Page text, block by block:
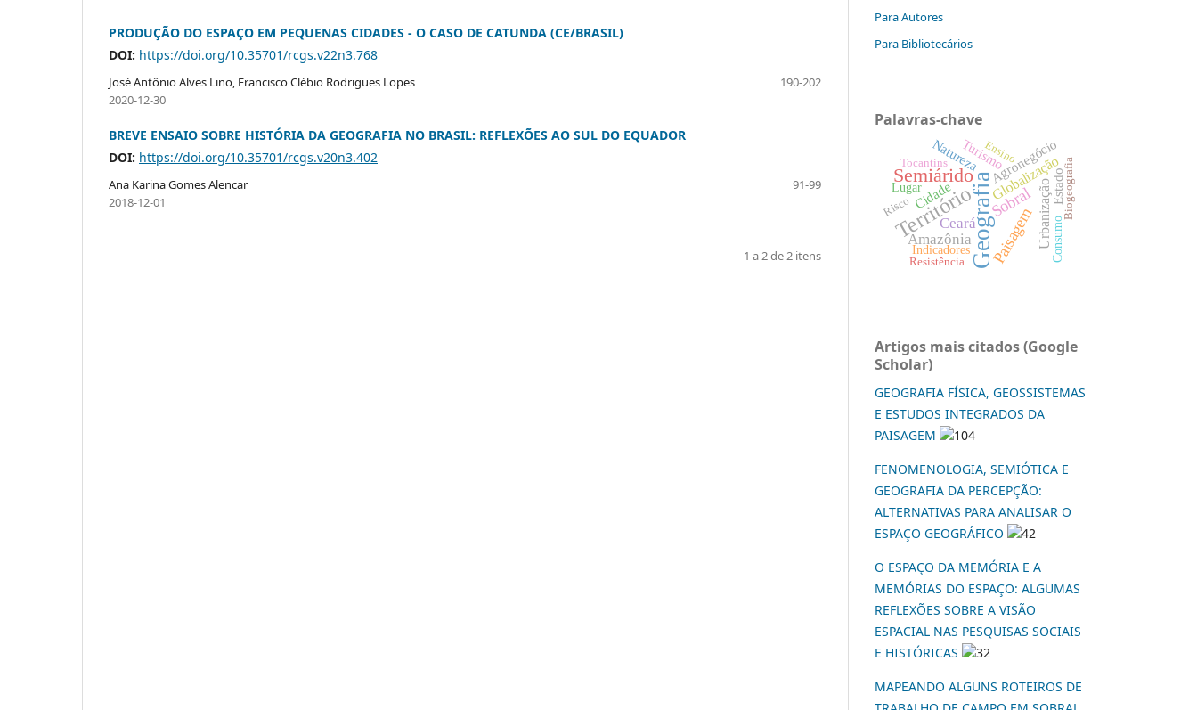
PRODUÇÃO DO ESPAÇO EM PEQUENAS CIDADES - O CASO DE CATUNDA (CE/BRASIL)
DOI: https://doi.org/10.35701/rcgs.v22n3.768
José Antônio Alves Lino, Francisco Clébio Rodrigues Lopes
190-202
2020-12-30
BREVE ENSAIO SOBRE HISTÓRIA DA GEOGRAFIA NO BRASIL: REFLEXÕES AO SUL DO EQUADOR
DOI: https://doi.org/10.35701/rcgs.v20n3.402
Ana Karina Gomes Alencar
91-99
2018-12-01
1 a 2 de 2 itens
Para Autores
Para Bibliotecários
Palavras-chave
Geografia
Território
Semiárido
Sobral
Paisagem
Ceará
Amazônia
Globalização
Urbanização
Agronegócio
Turismo
Cidade
Natureza
Estado
Consumo
Indicadores
Lugar
Resistência
Tocantins
Risco Biogeografia
Ensino
Artigos mais citados (Google
Scholar)
GEOGRAFIA FÍSICA, GEOSSISTEMAS
E ESTUDOS INTEGRADOS DA
PAISAGEM
104
FENOMENOLOGIA, SEMIÓTICA E
GEOGRAFIA DA PERCEPÇÃO:
ALTERNATIVAS PARA ANALISAR O
ESPAÇO GEOGRÁFICO
42
O ESPAÇO DA MEMÓRIA E A
MEMÓRIAS DO ESPAÇO: ALGUMAS
REFLEXÕES SOBRE A VISÃO
ESPACIAL NAS PESQUISAS SOCIAIS
E HISTÓRICAS
32
MAPEANDO ALGUNS ROTEIROS DE